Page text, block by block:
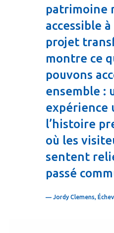
patrimoine
accessible
projet
montre ce
pouvons
ensemble :
expérience
l’histoire
où les
sentent
passé
— Jordy Clemens,